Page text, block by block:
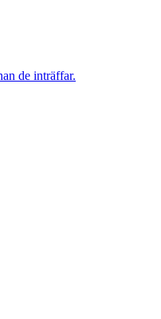
de inträffar.